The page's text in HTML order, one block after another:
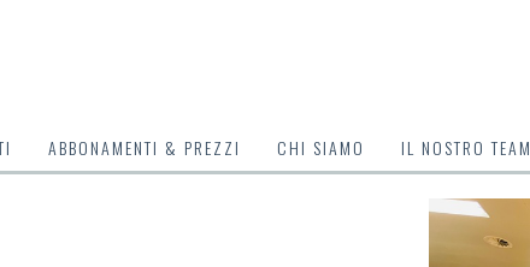
ABBONAMENTI & PREZZI CHI SIAMO IL NOSTRO TEAM